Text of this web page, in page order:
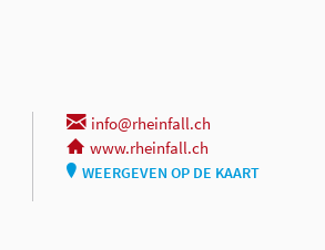
info@rheinfall.ch
www.rheinfall.ch
WEERGEVEN OP DE KAART